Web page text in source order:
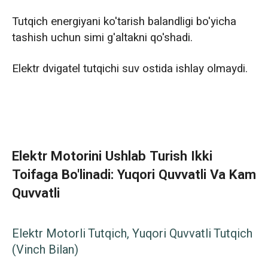
Tutqich energiyani ko'tarish balandligi bo'yicha
tashish uchun simi g'altakni qo'shadi.
Elektr dvigatel tutqichi suv ostida ishlay olmaydi.
Elektr Motorini Ushlab Turish Ikki
Toifaga Bo'linadi: Yuqori Quvvatli Va Kam
Quvvatli
Elektr Motorli Tutqich, Yuqori Quvvatli Tutqich
(vinch Bilan)